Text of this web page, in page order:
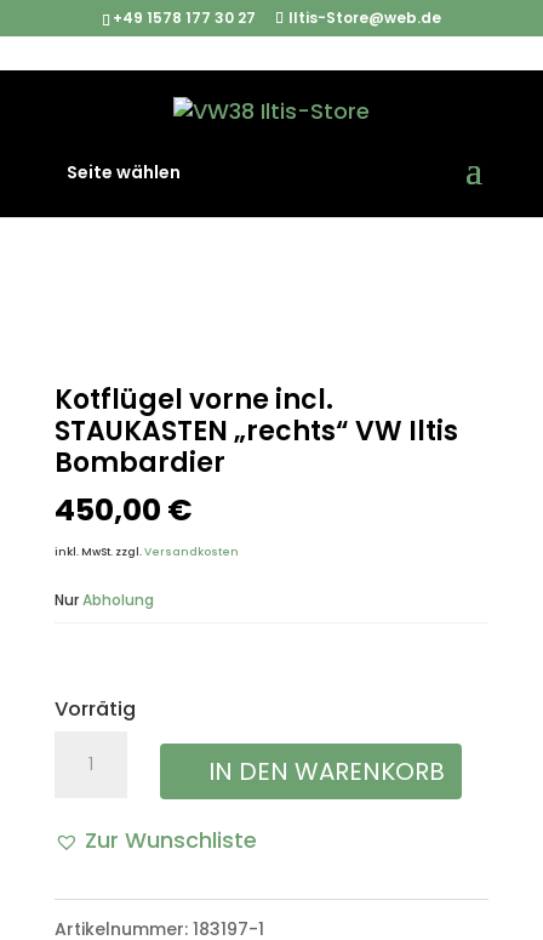
+49 1578 177 30 27 Iltis-Store@web.de
Seite wählen
incl. STAUKASTEN „rechts“ VW Iltis Bombardier
Kotflügel vorne incl.
STAUKASTEN „rechts“ VW Iltis
Bombardier
450,00 €
inkl. MwSt. zzgl.Versandkosten
NurAbholung
Vorrätig
Kotflügel
incl.
"rechts"
IN DEN WARENKORB
Zur Wunschliste
Artikelnummer: 183197-1